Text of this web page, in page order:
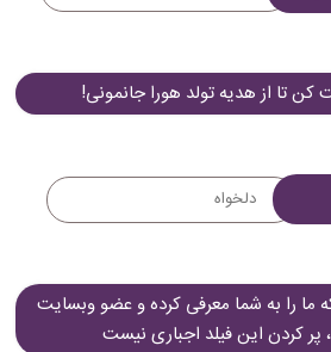
کن تا از هدیه تولد هورا جانمونی!
را به شما معرفی کرده و عضو وبسایت
پر کردن این فیلد اجباری نیست